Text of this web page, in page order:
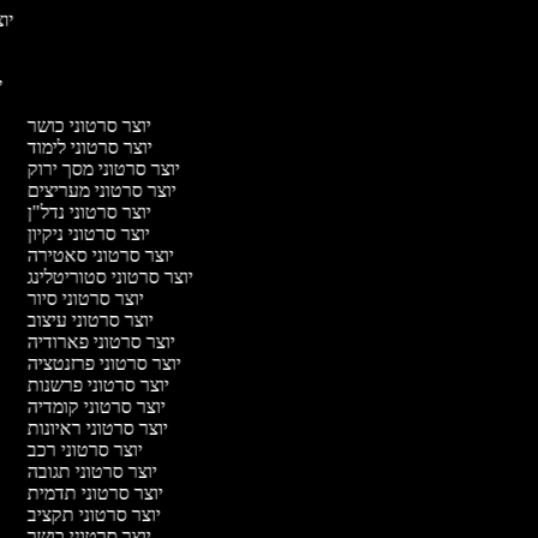
יוצר סרטוני כושר
יוצר סרטוני לימוד
יוצר סרטוני מסך ירוק
יוצר סרטוני מעריצים
יוצר סרטוני נדל"ן
יוצר סרטוני ניקיון
יוצר סרטוני סאטירה
יוצר סרטוני סטוריטלינג
יוצר סרטוני סיור
יוצר סרטוני עיצוב
יוצר סרטוני פארודיה
יוצר סרטוני פרזנטציה
יוצר סרטוני פרשנות
יוצר סרטוני קומדיה
יוצר סרטוני ראיונות
יוצר סרטוני רכב
יוצר סרטוני תגובה
יוצר סרטוני תדמית
יוצר סרטוני תקציב